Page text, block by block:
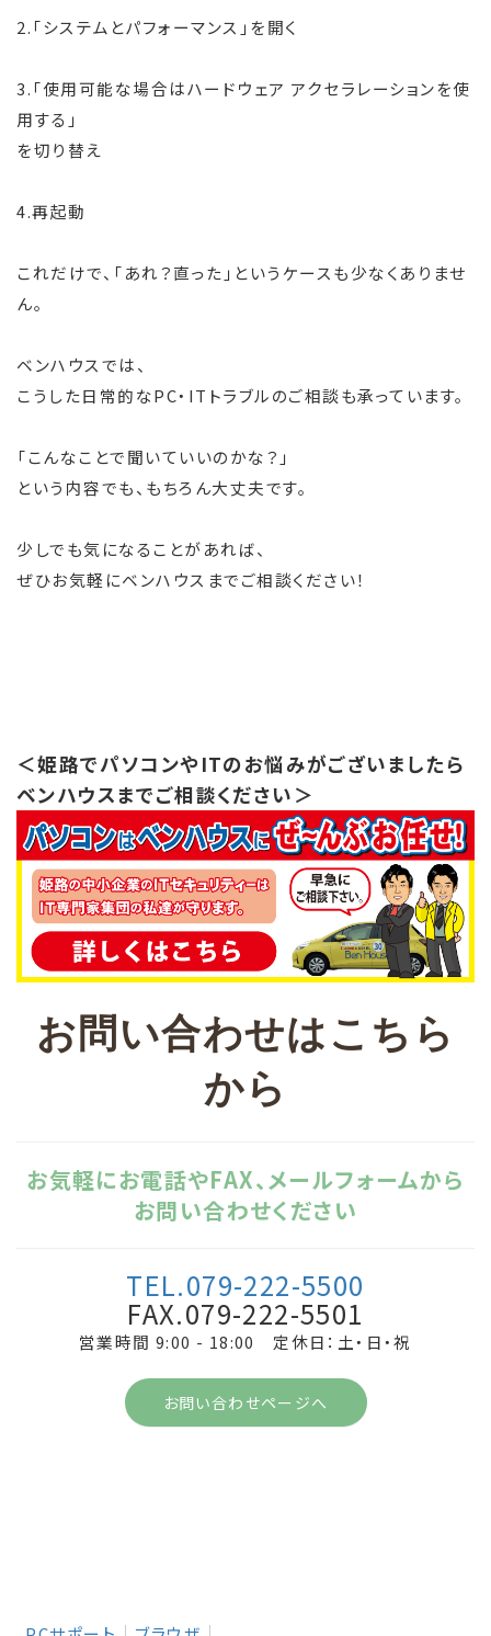
2.「システムとパフォーマンス」を開く
3.「使用可能な場合はハードウェア アクセラレーションを使
用する」
を切り替え
4.再起動
これだけで、「あれ？直った」というケースも少なくありませ
ん。
ベンハウスでは、
こうした日常的なPC・ITトラブルのご相談も承っています。
「こんなことで聞いていいのかな？」
という内容でも、もちろん大丈夫です。
少しでも気になることがあれば、
ぜひお気軽にベンハウスまでご相談ください！
＜姫路でパソコンやITのお悩みがございましたら
ベンハウスまでご相談ください＞
お問い合わせはこちら
から
お気軽にお電話やFAX、メールフォームから
お問い合わせください
TEL.079-222-5500
FAX.079-222-5501
営業時間 9:00 - 18:00 定休日：土・日・祝
お問い合わせページへ